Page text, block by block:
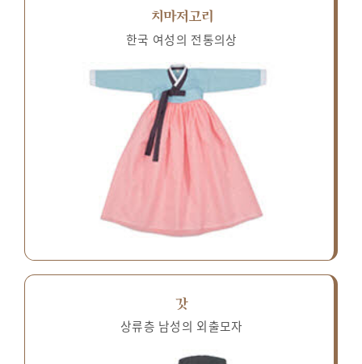
치마저고리
한국 여성의 전통의상
갓
상류층 남성의 외출모자